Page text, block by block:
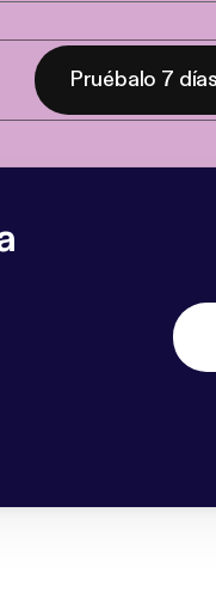
Pruébalo 7